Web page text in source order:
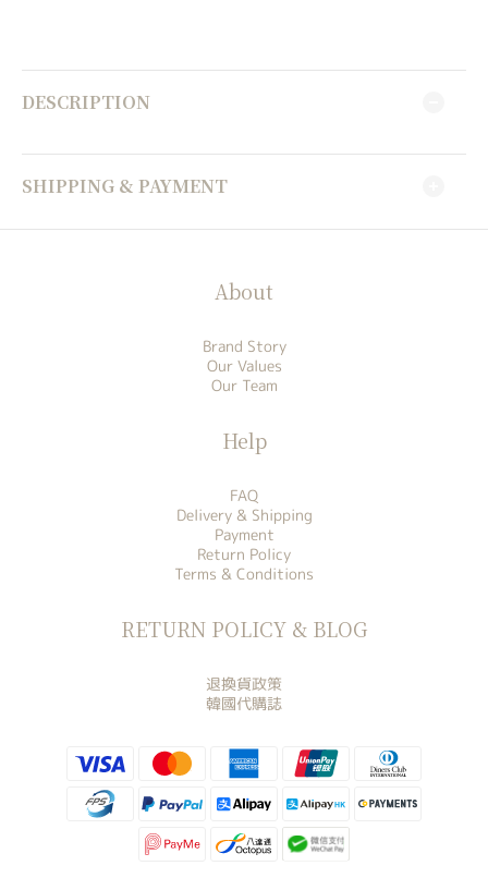
DESCRIPTION
SHIPPING & PAYMENT
About
Brand Story
Our Values
Our Team
Help
FAQ
Delivery & Shipping
Payment
Return Policy
Terms & Conditions
RETURN POLICY & BLOG
退換貨政策
韓國代購誌